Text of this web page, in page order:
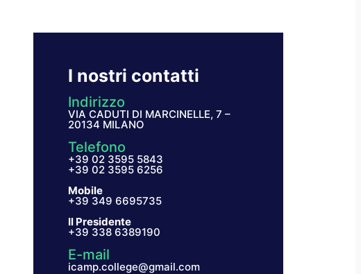
I nostri contatti
Indirizzo
VIA CADUTI DI MARCINELLE, 7 –
20134 MILANO
Telefono
+39 02 3595 5843
+39 02 3595 6256
Mobile
+39 349 6695735
Il Presidente
+39 338 6389190
E-mail
icamp.college@gmail.com